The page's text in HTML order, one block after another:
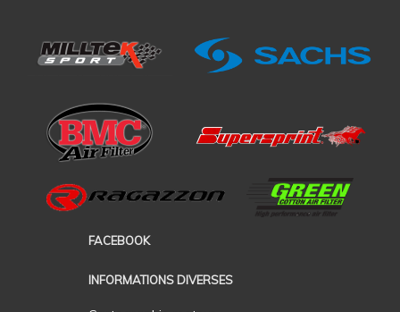
FACEBOOK
INFORMATIONS DIVERSES